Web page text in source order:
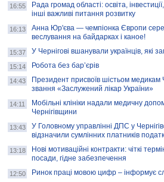
AB InBev Efes Україна підтримала
навчальний проєкт "Молодіжна бізнес-
школа", спрямований на розвиток
підприємництва у Чернігівській області
Золота тварина: видання Forbes
написало про чернігівця Патрона: хто і
скільки на ньому заробляє? І куди
витрачають?
16:55
Рада громад області: освіта,
інші важливі питання розвитку
16:13
Анна Юр'єва — чемпіонка Європи
веслування на байдарках і каное!
15:37 У Чернігові вшанували українців, які
15:14 Робота без бар’єрів
14:43
Президент присвоїв шістьом медикам
звання «Заслужений лікар України»
14:11
Мобільні клініки надали медичну
Чернігівщини
13:43
У Головному управлінні ДПС у
відзначили сумлінних платників
13:18
Нові мотиваційні контракти: чіткі
посади, гідне забезпечення
12:50 Ринок праці мовою цифр – інформує